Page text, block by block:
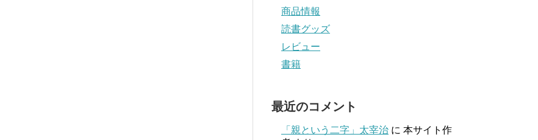
商品情報
読書グッズ
レビュー
書籍
最近のコメント
「親という二字」太宰治 に 本サイト作